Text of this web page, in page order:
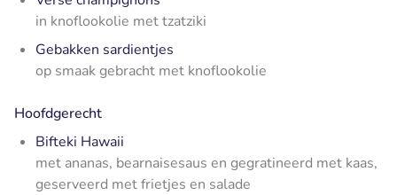
in knoflookolie met tzatziki
Gebakken sardientjes
op smaak gebracht met knoflookolie
Hoofdgerecht
Bifteki Hawaii
met ananas, bearnaisesaus en gegratineerd met kaas,
geserveerd met frietjes en salade